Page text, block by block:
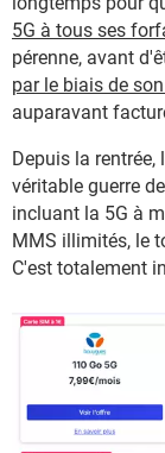
5G à tous ses
pérenne, avant
par le biais de
auparavant
Depuis la
véritable guerre
incluant la 5G à
MMS illimités, le
C'est totalement